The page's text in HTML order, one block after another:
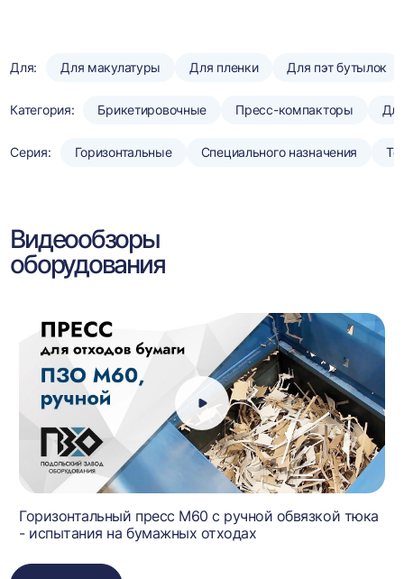
Для: Для макулатуры Для пленки Для пэт бутылок
Категория: Брикетировочные Пресс-компакторы
Серия: Горизонтальные Специального назначения
Видеообзоры
оборудования
Горизонтальный пресс М60 с ручной обвязкой тюка
- испытания на бумажных отходах